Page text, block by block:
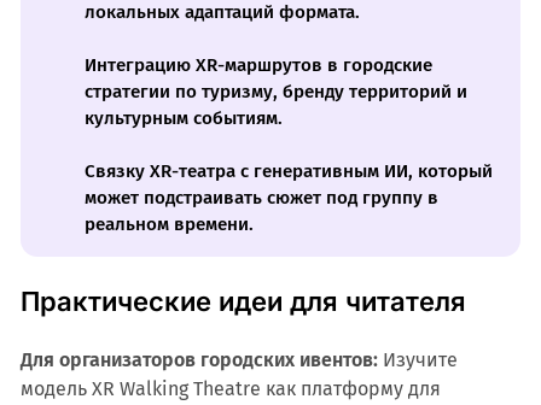
локальных адаптаций формата.
Интеграцию XR-маршрутов в городские
стратегии по туризму, бренду территорий и
культурным событиям.
Связку XR-театра с генеративным ИИ, который
может подстраивать сюжет под группу в
реальном времени.
Практические идеи для читателя
Для организаторов городских ивентов:Изучите
модель XR Walking Theatre как платформу для